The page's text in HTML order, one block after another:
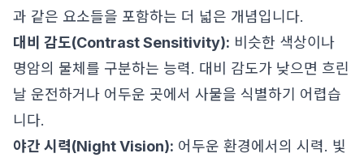
과 같은 요소들을 포함하는 더 넓은 개념입니다.
대비 감도(Contrast Sensitivity): 비슷한 색상이나
명암의 물체를 구분하는 능력. 대비 감도가 낮으면 흐린
날 운전하거나 어두운 곳에서 사물을 식별하기 어렵습
니다.
야간 시력(Night Vision): 어두운 환경에서의 시력. 빛